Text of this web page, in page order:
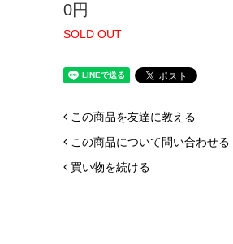
0円
SOLD OUT
この商品を友達に教える
この商品について問い合わせる
買い物を続ける